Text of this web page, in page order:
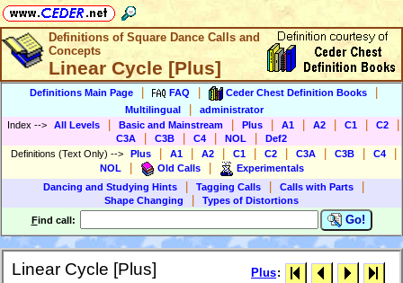
Definitions of Square Dance Calls and
Concepts
Linear Cycle [Plus]
Definitions Main Page FAQ Ceder Chest Definition Books
Multilingual
administrator
Index --> All Levels Basic and Mainstream Plus A1 A2 C1 C2
C3A C3B C4 NOL
Def2
Definitions (Text Only) --> Plus A1 A2 C1 C2 C3A C3B C4
NOL Old Calls
Experimentals
Dancing and Studying Hints
Tagging Calls Calls with Parts
Shape Changing
Types of Distortions
Find call: Go!
Linear Cycle [Plus] Plus: